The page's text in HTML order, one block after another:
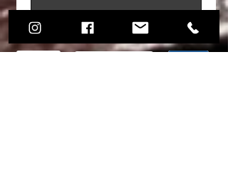
Lascia una recensione